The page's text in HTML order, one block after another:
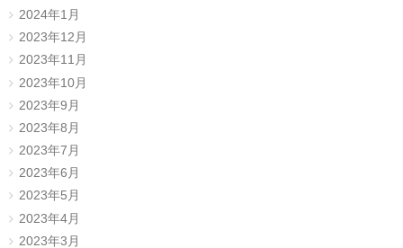
2024年1月
2023年12月
2023年11月
2023年10月
2023年9月
2023年8月
2023年7月
2023年6月
2023年5月
2023年4月
2023年3月